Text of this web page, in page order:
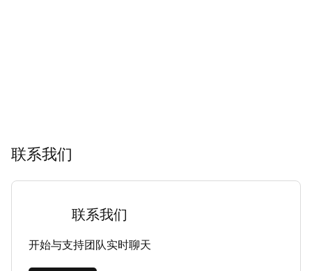
联系我们
联系我们
开始与支持团队实时聊天